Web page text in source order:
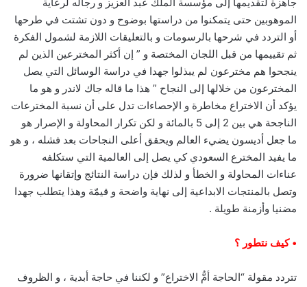
الموهوبين حتى يتمكنوا من دراستها بوضوح و دون تشتت في طرحها
أو التردد في شرحها بالرسومات و بالتعليقات اللازمة لشمول الفكرة
ثم تقييمها من قبل اللجان المختصة و ” إن أكثر المخترعين الذين لم
ينجحوا هم مخترعون لم يبذلوا جهدا في دراسة الوسائل التي يصل
المخترعون من خلالها إلى النجاح ” هذا ما قاله جاك لاندر و هو ما
يؤكد أن الاختراع مخاطرة و الإحصاءات تدل على أن نسبة المخترعات
الناجحة هي بين 2 إلى 5 بالمائة و لكن تكرار المحاولة و الإصرار هو
ما جعل أديسون يضيء العالم ويحقق أعلى النجاحات بعد فشله ، و هو
ما يفيد المخترع السعودي كي يصل إلى العالمية التي ستكلفه
عناءات المحاولة و الخطأ و لذلك فإن دراسة النتائج وإتقانها ضرورة
وتصل بالمنتجات الابداعية إلى نهاية واضحة و قيمّة وهذا يتطلب جهدا
مضنيا وأزمنة طويلة .
• كيف نتطور ؟
تتردد مقولة “الحاجة أمُّ الاختراع” و لكننا في حاجة أبدية ، و الظروف